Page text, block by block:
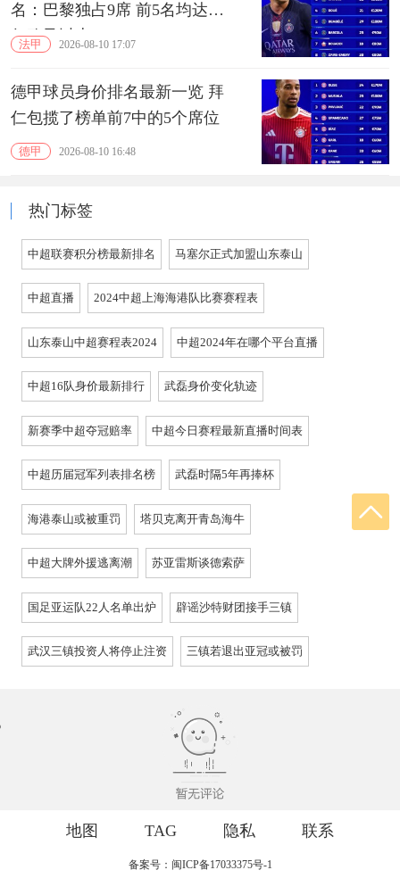
名：巴黎独占9席 前5名均达到1
亿欧及以上
法甲 2026-08-10 17:07
德甲球员身价排名最新一览 拜
仁包揽了榜单前7中的5个席位
德甲 2026-08-10 16:48
热门标签
中超联赛积分榜最新排名 马塞尔正式加盟山东泰山
中超直播 2024中超上海海港队比赛赛程表
山东泰山中超赛程表2024 中超2024年在哪个平台直播
中超16队身价最新排行 武磊身价变化轨迹
新赛季中超夺冠赔率 中超今日赛程最新直播时间表
中超历届冠军列表排名榜 武磊时隔5年再捧杯
海港泰山或被重罚 塔贝克离开青岛海牛
中超大牌外援逃离潮 苏亚雷斯谈德索萨
国足亚运队22人名单出炉 辟谣沙特财团接手三镇
武汉三镇投资人将停止注资 三镇若退出亚冠或被罚
地图 TAG 隐私 联系
备案号：闽ICP备17033375号-1